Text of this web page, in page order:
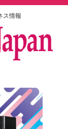
ス情報